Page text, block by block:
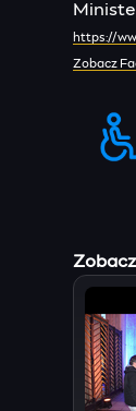
https://
Zobacz